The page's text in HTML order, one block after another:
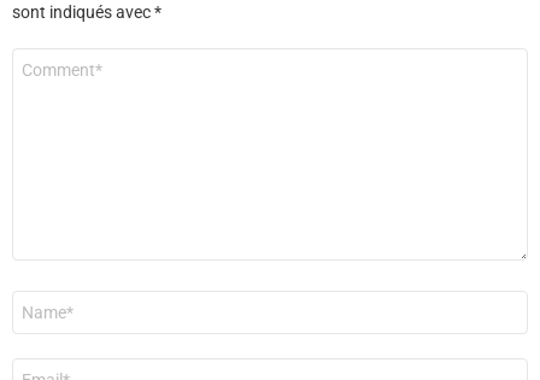
sont indiqués avec*
Commentaire
Nom
E-